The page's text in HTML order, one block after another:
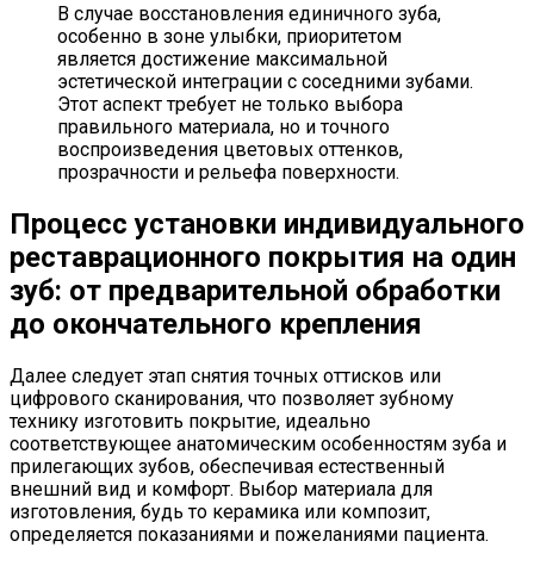
В случае восстановления единичного зуба,
особенно в зоне улыбки, приоритетом
является достижение максимальной
эстетической интеграции с соседними зубами.
Этот аспект требует не только выбора
правильного материала, но и точного
воспроизведения цветовых оттенков,
прозрачности и рельефа поверхности.
Процесс установки индивидуального
реставрационного покрытия на один
зуб: от предварительной обработки
до окончательного крепления
Далее следует этап снятия точных оттисков или
цифрового сканирования, что позволяет зубному
технику изготовить покрытие, идеально
соответствующее анатомическим особенностям зуба и
прилегающих зубов, обеспечивая естественный
внешний вид и комфорт. Выбор материала для
изготовления, будь то керамика или композит,
определяется показаниями и пожеланиями пациента.